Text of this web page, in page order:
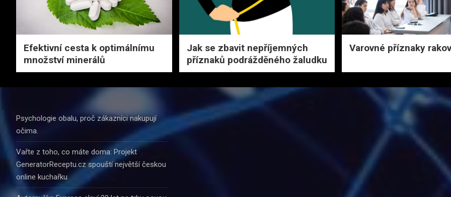
Efektivní cesta k optimálnímu
množství minerálů
Jak se zbavit nepříjemných
příznaků podrážděného žaludku
Varovné příznaky
Psychologie obalu, proč zákazníci nakupují
očima.
Vařte z toho, co máte doma: Projekt
GeneratorReceptu.cz spouští největší českou
online kuchařku